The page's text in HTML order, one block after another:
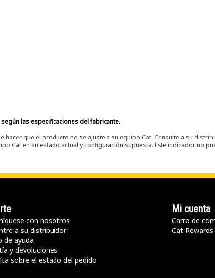
las especificaciones del fabricante.
hacer que el producto no se ajuste a su equipo Cat. Consulte a su
Cat en su estado actual y configuración supuesta. Este indicador no
con nosotros
a su distribuidor
de ayuda
y devoluciones
sobre el estado del pedido
Mi cuenta
Carro de
Cat Rewards